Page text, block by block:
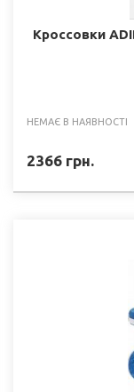
Кроссовки
НЕМАЄ В НАЯВНОСТІ
2366 грн.